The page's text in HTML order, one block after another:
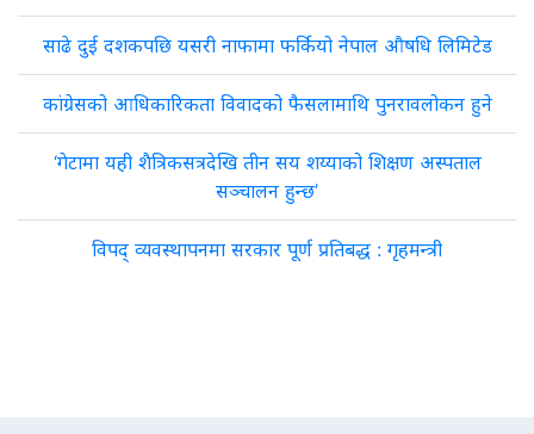
साढे दुई दशकपछि यसरी नाफामा फर्कियो नेपाल औषधि लिमिटेड
कांग्रेसको आधिकारिकता विवादको फैसलामाथि पुनरावलोकन हुने
‘गेटामा यही शैत्रिकसत्रदेखि तीन सय शय्याको शिक्षण अस्पताल
सञ्चालन हुन्छ’
विपद् व्यवस्थापनमा सरकार पूर्ण प्रतिबद्ध : गृहमन्त्री